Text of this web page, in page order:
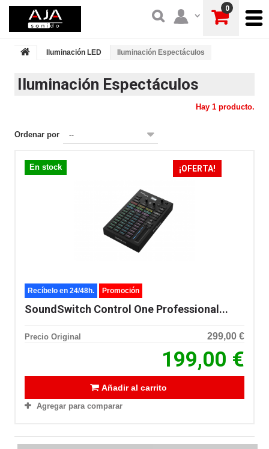
0
Iluminación LED Iluminación Espectáculos
Iluminación Espectáculos
Hay 1 producto.
Ordenar por --
En stock ¡OFERTA!
Recíbelo en 24/48h. Promoción
SoundSwitch Control One Professional...
Precio Original 299,00 €
199,00 €
Añadir al carrito
Agregar para comparar